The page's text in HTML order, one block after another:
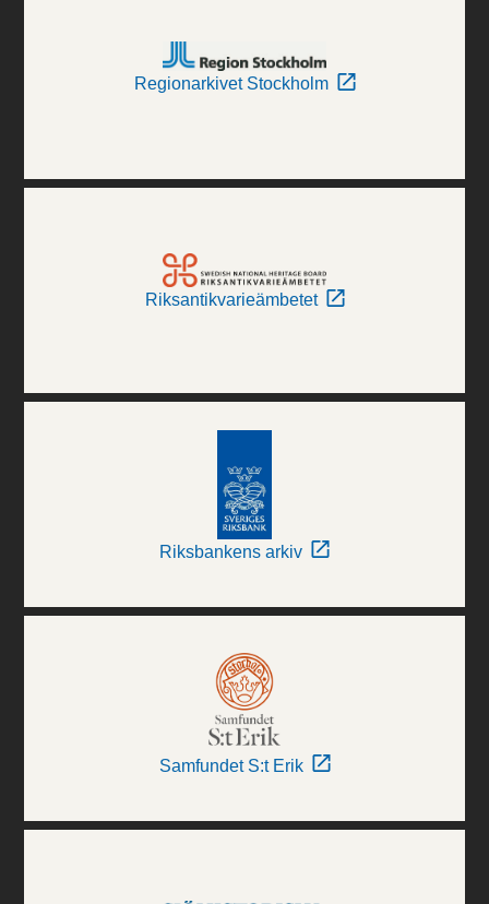
Regionarkivet Stockholm
Riksantikvarieämbetet
Riksbankens arkiv
Samfundet S:t Erik